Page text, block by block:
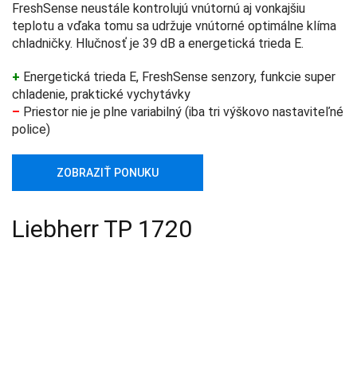
FreshSense neustále kontrolujú vnútornú aj vonkajšiu
teplotu a vďaka tomu sa udržuje vnútorné optimálne klíma
chladničky. Hlučnosť je 39 dB a energetická trieda E.
+ Energetická trieda E, FreshSense senzory, funkcie super
chladenie, praktické vychytávky
– Priestor nie je plne variabilný (iba tri výškovo nastaviteľné
police)
ZOBRAZIŤ PONUKU
Liebherr TP 1720